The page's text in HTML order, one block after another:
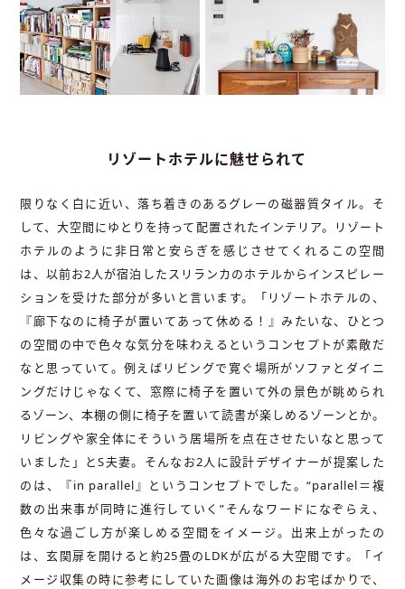
リゾートホテルに魅せられて
限りなく白に近い、落ち着きのあるグレーの磁器質タイル。そ
して、大空間にゆとりを持って配置されたインテリア。リゾート
ホテルのように非日常と安らぎを感じさせてくれるこの空間
は、以前お2人が宿泊したスリランカのホテルからインスピレー
ションを受けた部分が多いと言います。「リゾートホテルの、
『廊下なのに椅子が置いてあって休める！』みたいな、ひとつ
の空間の中で色々な気分を味わえるというコンセプトが素敵だ
なと思っていて。例えばリビングで寛ぐ場所がソファとダイニ
ングだけじゃなくて、窓際に椅子を置いて外の景色が眺められ
るゾーン、本棚の側に椅子を置いて読書が楽しめるゾーンとか。
リビングや家全体にそういう居場所を点在させたいなと思って
いました」とS夫妻。そんなお2人に設計デザイナーが提案した
のは、『in parallel』というコンセプトでした。“parallel＝複
数の出来事が同時に進行していく”そんなワードになぞらえ、
色々な過ごし方が楽しめる空間をイメージ。出来上がったの
は、玄関扉を開けると約25畳のLDKが広がる大空間です。「イ
メージ収集の時に参考にしていた画像は海外のお宅ばかりで、